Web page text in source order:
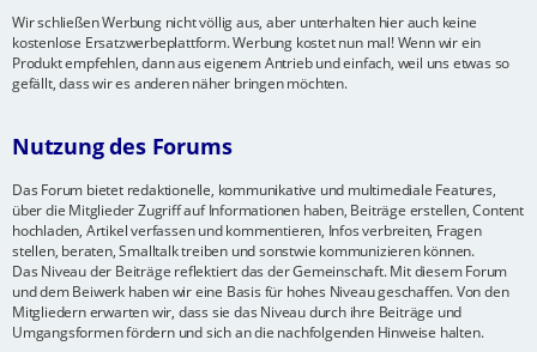
Wir schließen Werbung nicht völlig aus, aber unterhalten hier auch keine
kostenlose Ersatzwerbeplattform. Werbung kostet nun mal! Wenn wir ein
Produkt empfehlen, dann aus eigenem Antrieb und einfach, weil uns etwas so
gefällt, dass wir es anderen näher bringen möchten.
Nutzung des Forums
Das Forum bietet redaktionelle, kommunikative und multimediale Features,
über die Mitglieder Zugriff auf Informationen haben, Beiträge erstellen, Content
hochladen, Artikel verfassen und kommentieren, Infos verbreiten, Fragen
stellen, beraten, Smalltalk treiben und sonstwie kommunizieren können.
Das Niveau der Beiträge reflektiert das der Gemeinschaft. Mit diesem Forum
und dem Beiwerk haben wir eine Basis für hohes Niveau geschaffen. Von den
Mitgliedern erwarten wir, dass sie das Niveau durch ihre Beiträge und
Umgangsformen fördern und sich an die nachfolgenden Hinweise halten.